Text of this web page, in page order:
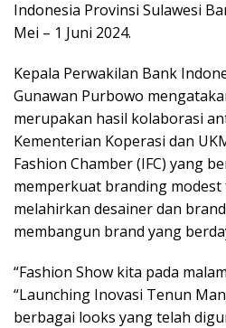
Indonesia Provinsi Sulawesi
Mei – 1 Juni 2024.
Kepala Perwakilan Bank
Gunawan Purbowo
merupakan hasil kolaborasi
Kementerian Koperasi dan
Fashion Chamber (IFC) yang
memperkuat branding
melahirkan desainer dan
membangun brand yang
“Fashion Show kita pada
“Launching Inovasi Tenun
berbagai looks yang telah